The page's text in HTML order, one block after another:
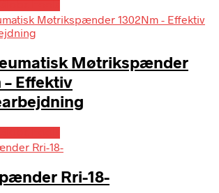
Møtrikspænder
– Effektiv
Rri-18-